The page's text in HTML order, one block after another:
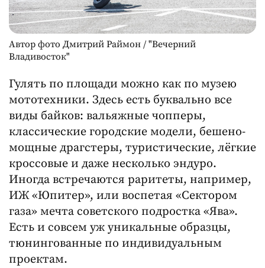
Автор фото Дмитрий Раймон / "Вечерний
Владивосток"
Гулять по площади можно как по музею
мототехники. Здесь есть буквально все
виды байков: вальяжные чопперы,
классические городские модели, бешено-
мощные драгстеры, туристические, лёгкие
кроссовые и даже несколько эндуро.
Иногда встречаются раритеты, например,
ИЖ «Юпитер», или воспетая «Сектором
газа» мечта советского подростка «Ява».
Есть и совсем уж уникальные образцы,
тюнингованные по индивидуальным
проектам.